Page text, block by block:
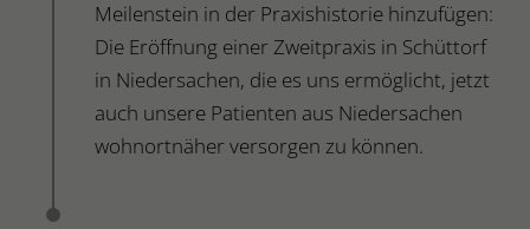
Meilenstein in der Praxishistorie hinzufügen:
Die Eröffnung einer Zweitpraxis in Schüttorf
in Niedersachen, die es uns ermöglicht, jetzt
auch unsere Patienten aus Niedersachen
wohnortnäher versorgen zu können.